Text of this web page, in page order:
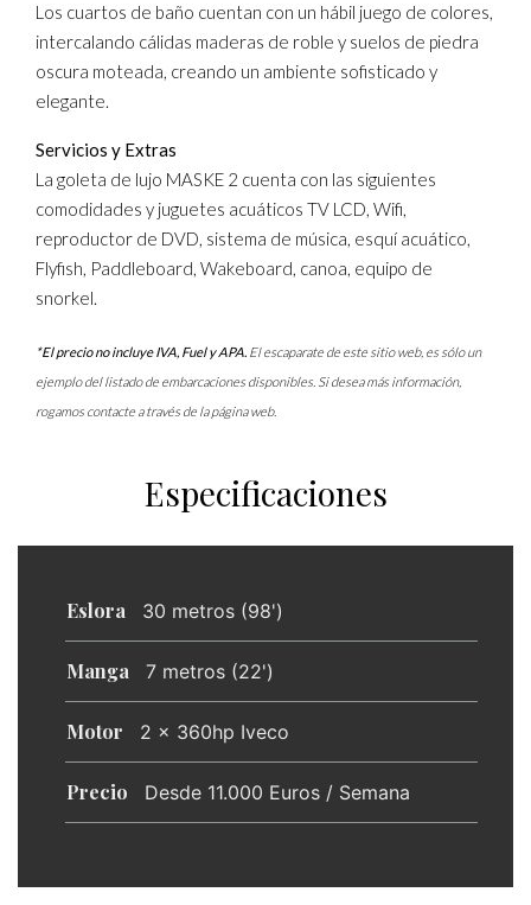
Los cuartos de baño cuentan con un hábil juego de colores,
intercalando cálidas maderas de roble y suelos de piedra
oscura moteada, creando un ambiente sofisticado y
elegante.
Servicios y Extras
La goleta de lujo MASKE 2 cuenta con las siguientes
comodidades y juguetes acuáticos TV LCD, Wifi,
reproductor de DVD, sistema de música, esquí acuático,
Flyfish, Paddleboard, Wakeboard, canoa, equipo de
snorkel.
*El precio no incluye IVA, Fuel y APA. El escaparate de este sitio web, es sólo un
ejemplo del listado de embarcaciones disponibles. Si desea más información,
rogamos contacte a través de la página web.
Especificaciones
Eslora 30 metros (98')
Manga 7 metros (22')
Motor 2 x 360hp Iveco
Precio Desde 11.000 Euros / Semana